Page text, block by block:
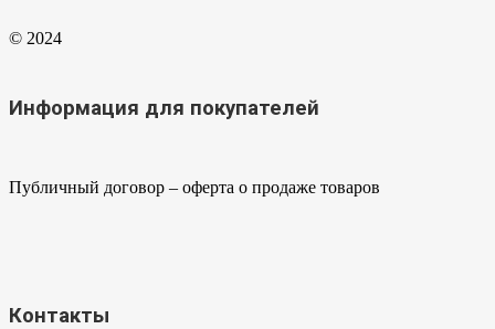
© 2024
Информация для покупателей
Публичный договор – оферта о продаже товаров
Контакты